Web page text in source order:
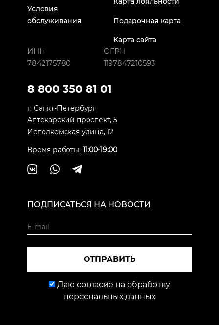
Условия
обслуживания
Подарочная карта
Карта сайта
ИНН
7842175780
ОГРН
1197847210593
8 800 350 81 01
г. Санкт-Петербург
Аптекарский проспект, 5
Исполкомская улица, 12
Время работы: 11:00-19:00
ПОДПИСАТЬСЯ НА НОВОСТИ
ОТПРАВИТЬ
Даю согласие на обработку
персональных данных